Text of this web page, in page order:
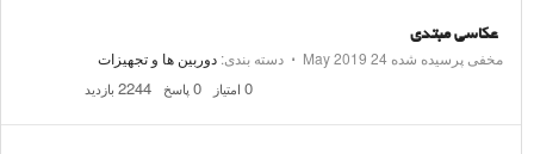
عکاسی مبتدی
مخفی پرسیده شده 24 May 2019
⋅ دسته بندی: دوربین ها و تجهیزات
2244 بازدید 0 پاسخ 0 امتیاز